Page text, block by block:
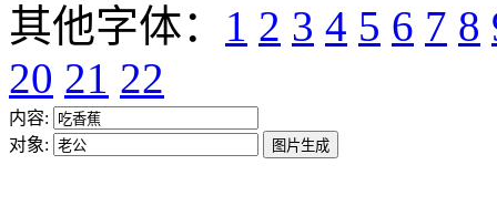
其他字体： 1 2 3 4 5 6 7 8
20 21 22
内容:
对象: